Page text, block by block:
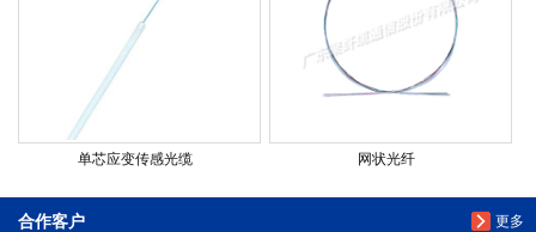
单芯应变传感光缆 网状光纤
更多
合作客户